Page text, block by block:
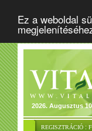
Ez a weboldal
2026. Augusztus
REGISZTRÁCIÓ :